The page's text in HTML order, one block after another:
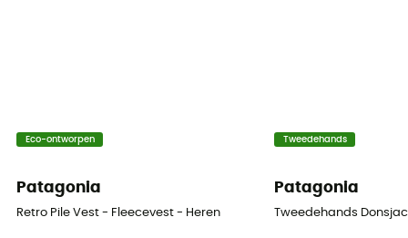
Eco-ontworpen
Patagonia
Retro Pile Vest - Fleecevest - Heren
Tweedehands
Patagonia
Tweedehands